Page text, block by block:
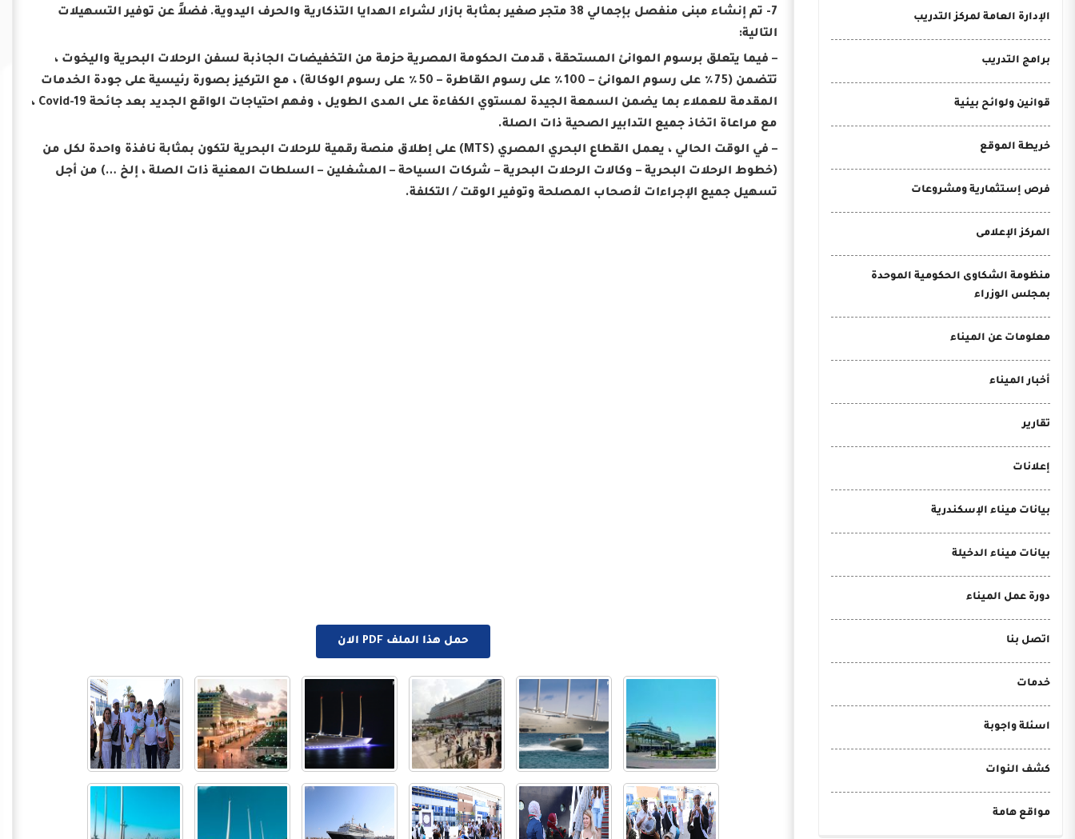
الإدارة العامة لمركز التدريب
برامج التدريب
قوانين ولوائح بيئية
خريطة الموقع
فرص إستثمارية ومشروعات
المركز الإعلامى
منظومة الشكاوى الحكومية الموحدة
بمجلس الوزراء
معلومات عن الميناء
أخبار الميناء
تقارير
إعلانات
بيانات ميناء الإسكندرية
بيانات ميناء الدخيلة
دورة عمل الميناء
اتصل بنا
خدمات
اسئلة واجوبة
كشف النوات
مواقع هامة
7- تم إنشاء مبنى منفصل بإجمالي 38 متجر صغير بمثابة بازار لشراء الهدايا التذكارية والحرف اليدوية.
فضلاً عن توفير التسهيلات
التالية:
– فيما يتعلق برسوم الموانئ المستحقة ، قدمت الحكومة المصرية حزمة من التخفيضات الجاذبة لسفن الرحلات البحرية واليخوت ،
تتضمن (75٪ على رسوم الموانئ – 100٪ على رسوم القاطرة – 50٪ على رسوم الوكالة) ، مع التركيز بصورة رئيسية على جودة الخدمات
المقدمة للعملاء بما يضمن السمعة الجيدة لمستوي الكفاءة على المدى الطويل ، وفهم احتياجات الواقع الجديد بعد جائحة Covid-19 ،
مع مراعاة اتخاذ جميع التدابير الصحية ذات الصلة.
– في الوقت الحالي ، يعمل القطاع البحري المصري (MTS) على إطلاق منصة رقمية للرحلات البحرية لتكون بمثابة نافذة واحدة لكل من
(خطوط الرحلات البحرية – وكالات الرحلات البحرية – شركات السياحة – المشغلين – السلطات المعنية ذات الصلة ، إلخ …) من أجل
تسهيل جميع الإجراءات لأصحاب المصلحة وتوفير الوقت / التكلفة.
حمل هذا الملف PDF الان